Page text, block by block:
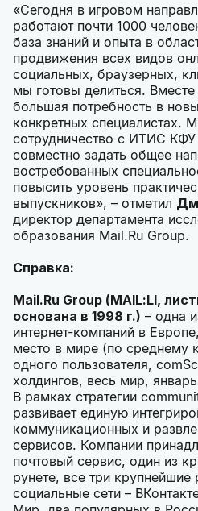
«Сегодня в игровом
работают почти 1000
база знаний и опыта в
продвижения всех видов
социальных, браузерных,
мы готовы делиться.
большая потребность в
конкретных специалистах.
сотрудничество с ИТИС КФУ
совместно задать общее
востребованных
повысить уровень
выпускников», – отметил
директор департамента
образования Mail.Ru Group.
Справка:
Mail.Ru Group (MAIL:LI,
основана в 1998 г.) – одна
интернет-компаний в
место в мире (по среднему
одного пользователя,
холдингов, весь мир,
В рамках стратегии
развивает единую
коммуникационных и
сервисов. Компании
почтовый сервис, один из
рунете, все три
социальные сети –